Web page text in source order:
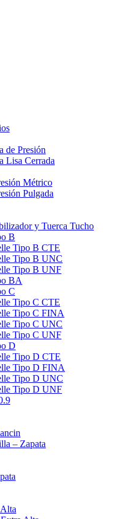
de Presión
Lisa Cerrada
Métrico
Pulgada
y Tuerca Tucho
B
Tipo B CTE
Tipo B UNC
Tipo B UNF
BA
C
Tipo C CTE
Tipo C FINA
Tipo C UNC
Tipo C UNF
D
Tipo D CTE
Tipo D FINA
Tipo D UNC
Tipo D UNF
– Zapata